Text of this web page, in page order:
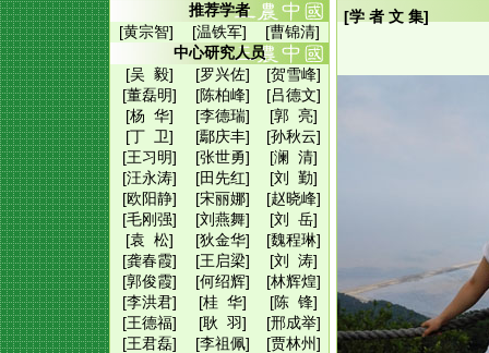
[学 者 文 集]
推荐学者
[黄宗智]
[温铁军]
[曹锦清]
中心研究人员
[吴 毅]
[罗兴佐]
[贺雪峰]
[董磊明]
[陈柏峰]
[吕德文]
[杨 华]
[李德瑞]
[郭 亮]
[丁 卫]
[鄢庆丰]
[孙秋云]
[王习明]
[张世勇]
[澜 清]
[汪永涛]
[田先红]
[刘 勤]
[欧阳静]
[宋丽娜]
[赵晓峰]
[毛刚强]
[刘燕舞]
[刘 岳]
[袁 松]
[狄金华]
[魏程琳]
[龚春霞]
[王启梁]
[刘 涛]
[郭俊霞]
[何绍辉]
[林辉煌]
[李洪君]
[桂 华]
[陈 锋]
[王德福]
[耿 羽]
[邢成举]
[王君磊]
[李祖佩]
[贾林州]